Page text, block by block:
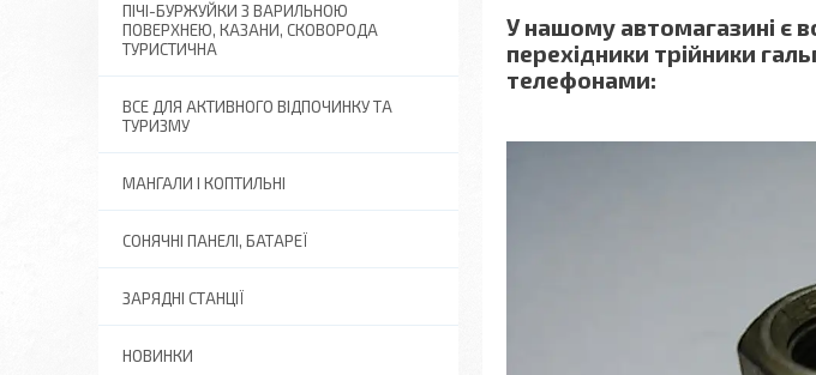
У нашому автомагазині є
перехідники трійники
телефонами:
ПІЧІ-БУРЖУЙКИ З ВАРИЛЬНОЮ
ПОВЕРХНЕЮ, КАЗАНИ, СКОВОРОДА
ТУРИСТИЧНА
ВСЕ ДЛЯ АКТИВНОГО ВІДПОЧИНКУ ТА
ТУРИЗМУ
МАНГАЛИ І КОПТИЛЬНІ
СОНЯЧНІ ПАНЕЛІ, БАТАРЕЇ
ЗАРЯДНІ СТАНЦІЇ
НОВИНКИ